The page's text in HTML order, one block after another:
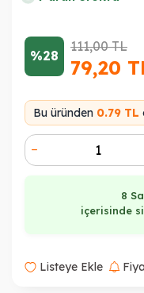
%28
111,00TL
79,20
Bu üründen 0.79 TL
8
içerisinde
Listeye Ekle